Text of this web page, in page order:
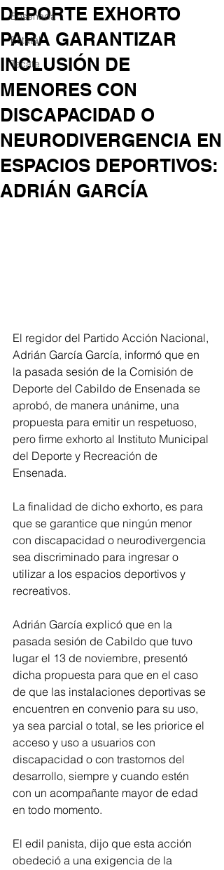
Ensenada
Estatal
Tecate
DEPORTE EXHORTO
PARA GARANTIZAR
INCLUSIÓN DE
MENORES CON
DISCAPACIDAD O
NEURODIVERGENCIA EN
ESPACIOS DEPORTIVOS:
ADRIÁN GARCÍA
El regidor del Partido Acción Nacional,
Adrián García García, informó que en
la pasada sesión de la Comisión de
Deporte del Cabildo de Ensenada se
aprobó, de manera unánime, una
propuesta para emitir un respetuoso,
pero firme exhorto al Instituto Municipal
del Deporte y Recreación de
Ensenada.
La finalidad de dicho exhorto, es para
que se garantice que ningún menor
con discapacidad o neurodivergencia
sea discriminado para ingresar o
utilizar a los espacios deportivos y
recreativos.
Adrián García explicó que en la
pasada sesión de Cabildo que tuvo
lugar el 13 de noviembre, presentó
dicha propuesta para que en el caso
de que las instalaciones deportivas se
encuentren en convenio para su uso,
ya sea parcial o total, se les priorice el
acceso y uso a usuarios con
discapacidad o con trastornos del
desarrollo, siempre y cuando estén
con un acompañante mayor de edad
en todo momento.
El edil panista, dijo que esta acción
obedeció a una exigencia de la